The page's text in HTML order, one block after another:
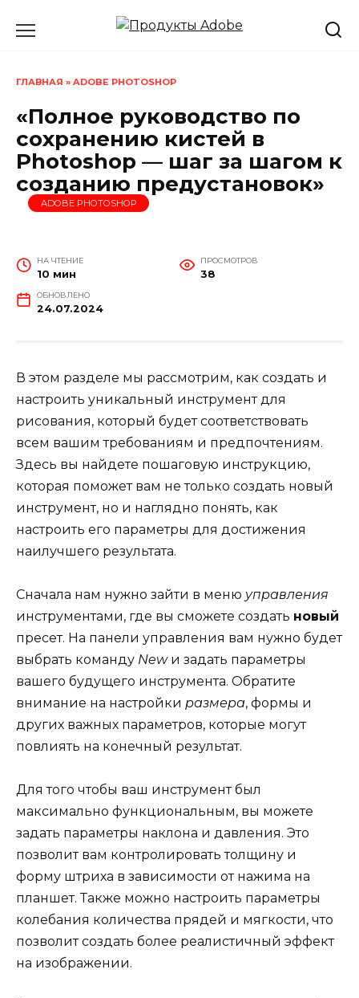
ГЛАВНАЯ » ADOBE PHOTOSHOP
«Полное руководство по
сохранению кистей в
Photoshop — шаг за шагом к
созданию предустановок»
ADOBE PHOTOSHOP
НА ЧТЕНИЕ
10 мин
ПРОСМОТРОВ
38
ОБНОВЛЕНО
24.07.2024
В этом разделе мы рассмотрим, как создать и
настроить уникальный инструмент для
рисования, который будет соответствовать
всем вашим требованиям и предпочтениям.
Здесь вы найдете пошаговую инструкцию,
которая поможет вам не только создать новый
инструмент, но и наглядно понять, как
настроить его параметры для достижения
наилучшего результата.
Сначала нам нужно зайти в меню управления
инструментами, где вы сможете создать новый
пресет. На панели управления вам нужно будет
выбрать команду Newи задать параметры
вашего будущего инструмента. Обратите
внимание на настройки размера, формы и
других важных параметров, которые могут
повлиять на конечный результат.
Для того чтобы ваш инструмент был
максимально функциональным, вы можете
задать параметры наклона и давления. Это
позволит вам контролировать толщину и
форму штриха в зависимости от нажима на
планшет. Также можно настроить параметры
колебания количества прядей и мягкости, что
позволит создать более реалистичный эффект
на изображении.